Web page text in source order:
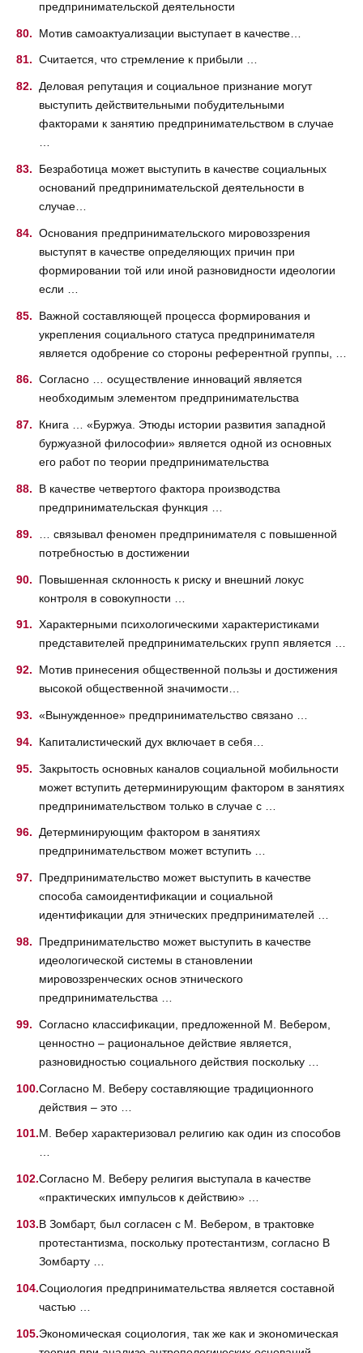
предпринимательской деятельности
Мотив самоактуализации выступает в качестве…
Считается, что стремление к прибыли …
Деловая репутация и социальное признание могут
выступить действительными побудительными
факторами к занятию предпринимательством в случае
…
Безработица может выступить в качестве социальных
оснований предпринимательской деятельности в
случае…
Основания предпринимательского мировоззрения
выступят в качестве определяющих причин при
формировании той или иной разновидности идеологии
если …
Важной составляющей процесса формирования и
укрепления социального статуса предпринимателя
является одобрение со стороны референтной группы, …
Согласно … осуществление инноваций является
необходимым элементом предпринимательства
Книга … «Буржуа. Этюды истории развития западной
буржуазной философии» является одной из основных
его работ по теории предпринимательства
В качестве четвертого фактора производства
предпринимательская функция …
… связывал феномен предпринимателя с повышенной
потребностью в достижении
Повышенная склонность к риску и внешний локус
контроля в совокупности …
Характерными психологическими характеристиками
представителей предпринимательских групп является …
Мотив принесения общественной пользы и достижения
высокой общественной значимости…
«Вынужденное» предпринимательство связано …
Капиталистический дух включает в себя…
Закрытость основных каналов социальной мобильности
может вступить детерминирующим фактором в занятиях
предпринимательством только в случае с …
Детерминирующим фактором в занятиях
предпринимательством может вступить …
Предпринимательство может выступить в качестве
способа самоидентификации и социальной
идентификации для этнических предпринимателей …
Предпринимательство может выступить в качестве
идеологической системы в становлении
мировоззренческих основ этнического
предпринимательства …
Согласно классификации, предложенной М. Вебером,
ценностно – рациональное действие является,
разновидностью социального действия поскольку …
Согласно М. Веберу составляющие традиционного
действия – это …
М. Вебер характеризовал религию как один из способов
…
Согласно М. Веберу религия выступала в качестве
«практических импульсов к действию» …
В Зомбарт, был согласен с М. Вебером, в трактовке
протестантизма, поскольку протестантизм, согласно В
Зомбарту …
Социология предпринимательства является составной
частью …
Экономическая социология, так же как и экономическая